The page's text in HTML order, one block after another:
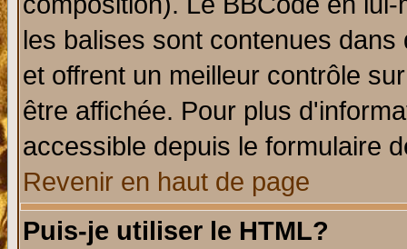
les balises sont contenues
et offrent un meilleur contrôle
être affichée. Pour plus
accessible depuis le formulaire
Revenir en haut de page
Puis-je utiliser le HTML?